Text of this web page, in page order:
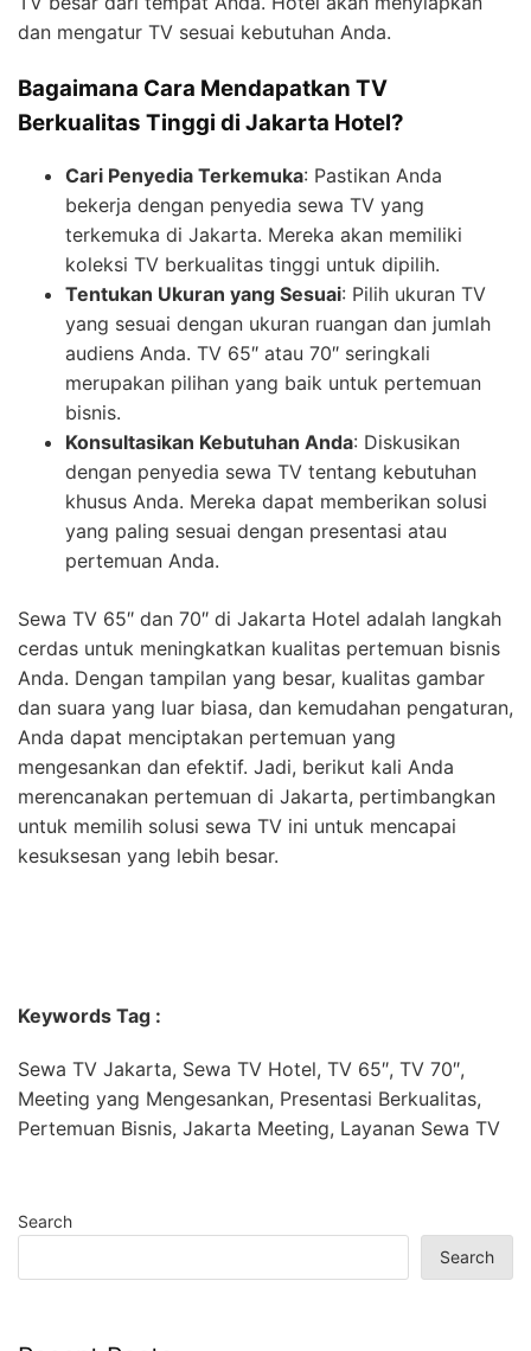
dan mengatur TV sesuai kebutuhan Anda.
Bagaimana Cara Mendapatkan TV
Berkualitas Tinggi di Jakarta Hotel?
Cari Penyedia Terkemuka: Pastikan Anda
bekerja dengan penyedia sewa TV yang
terkemuka di Jakarta. Mereka akan memiliki
koleksi TV berkualitas tinggi untuk dipilih.
Tentukan Ukuran yang Sesuai: Pilih ukuran TV
yang sesuai dengan ukuran ruangan dan jumlah
audiens Anda. TV 65″ atau 70″ seringkali
merupakan pilihan yang baik untuk pertemuan
bisnis.
Konsultasikan Kebutuhan Anda: Diskusikan
dengan penyedia sewa TV tentang kebutuhan
khusus Anda. Mereka dapat memberikan solusi
yang paling sesuai dengan presentasi atau
pertemuan Anda.
Sewa TV 65″ dan 70″ di Jakarta Hotel adalah langkah
cerdas untuk meningkatkan kualitas pertemuan bisnis
Anda. Dengan tampilan yang besar, kualitas gambar
dan suara yang luar biasa, dan kemudahan pengaturan,
Anda dapat menciptakan pertemuan yang
mengesankan dan efektif. Jadi, berikut kali Anda
merencanakan pertemuan di Jakarta, pertimbangkan
untuk memilih solusi sewa TV ini untuk mencapai
kesuksesan yang lebih besar.
Keywords Tag :
Sewa TV Jakarta, Sewa TV Hotel, TV 65″, TV 70″,
Meeting yang Mengesankan, Presentasi Berkualitas,
Pertemuan Bisnis, Jakarta Meeting, Layanan Sewa TV
Search
Search